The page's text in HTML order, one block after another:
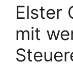
Elster
mit